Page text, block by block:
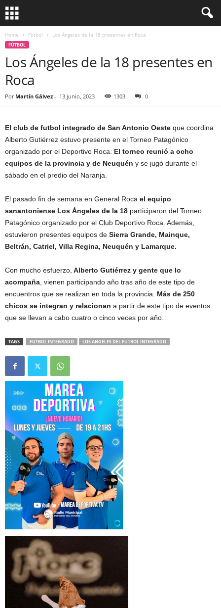
Home Fútbol Los Ángeles de la 18 presentes en Roca
FÚTBOL
Los Ángeles de la 18 presentes en
Roca
Por Martín Gálvez - 13 junio, 2023 1303 0
El club de futbol integrado de San Antonio Oeste que coordina
Alberto Gutiérrez estuvo presente en el Torneo Patagónico
organizado por el Deportivo Roca. El torneo reunió a ocho
equipos de la provincia y de Neuquén y se jugó durante el
sábado en el predio del Naranja.
El pasado fin de semana en General Roca el equipo
sanantoniense Los Ángeles de la 18 participaron del Torneo
Patagónico organizado por el Club Deportivo Roca. Además,
estuvieron presentes equipos de Sierra Grande, Mainque,
Beltrán, Catriel, Villa Regina, Neuquén y Lamarque.
Con mucho esfuerzo, Alberto Gutiérrez y gente que lo
acompaña , vienen participando año tras año de este tipo de
encuentros que se realizan en toda la provincia. Más de 250
chicos se integran y relacionan a partir de este tipo de eventos
que se llevan a cabo cuatro o cinco veces por año.
TAGS FUTBOL INTEGRADO LOS ANGELES DEL FUTBOL INTEGRADO